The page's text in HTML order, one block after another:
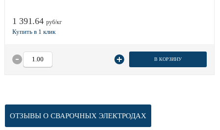
1 391.64 руб/кг
В КОРЗИНУ
ОТЗЫВЫ О СВАРОЧНЫХ ЭЛЕКТРОДАХ